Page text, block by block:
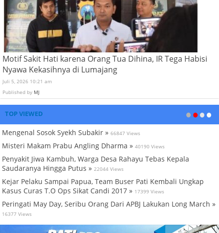
Motif Sakit Hati karena Orang Tua Dihina, IR Tega Habisi
Nyawa Kekasihnya di Lumajang
Juli 5, 2026 10:21 am
Published by MJ
TOP VIEWED
Mengenal Sosok Syekh Subakir » 66847 Views
Misteri Makam Prabu Angling Dharma » 40190 Views
Penyakit Jiwa Kambuh, Warga Desa Rahayu Tebas Kepala
Saudaranya Hingga Putus » 22044 Views
Kejar Pelaku Sampai Papua, Team Buser Pati Kembali Ungkap
Kasus Curas T.O Ops Sikat Candi 2017 » 17399 Views
Peringati May Day, Seribu Orang Dari APBJ Lakukan Long March »
16377 Views